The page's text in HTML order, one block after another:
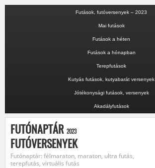
Futások, futóversenyek – 2023
Mai futások
Futások a héten
Futások a hónapban
Terepfutások
Kutyás futások, kutyabarát versenyek
Jótékonysági futások, versenyek
Akadályfutások
FUTÓNAPTÁR 2023
FUTÓVERSENYEK
Futónaptár: félmaraton, maraton, ultra futás,
terepfutás, virtuális futás